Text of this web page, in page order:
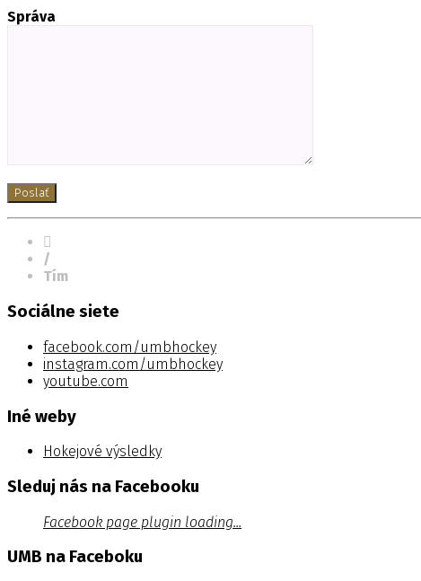
Správa
/
Tím
Sociálne siete
facebook.com/umbhockey
instagram.com/umbhockey
youtube.com
Iné weby
Hokejové výsledky
Sleduj nás na Facebooku
Facebook page plugin loading...
UMB na Faceboku